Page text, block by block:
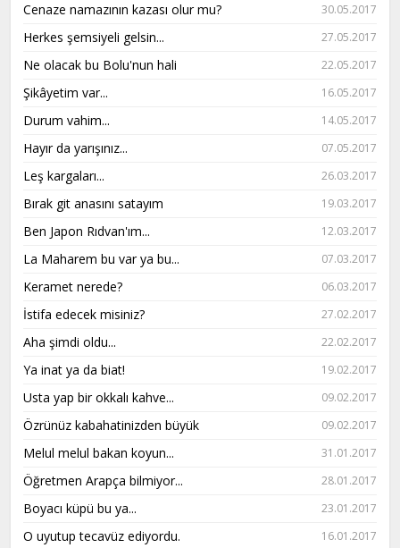
Cenaze namazının kazası olur mu? 30.05.2017
Herkes şemsiyeli gelsin... 27.05.2017
Ne olacak bu Bolu'nun hali 22.05.2017
Şikâyetim var... 16.05.2017
Durum vahim... 14.05.2017
Hayır da yarışınız... 07.05.2017
Leş kargaları... 26.03.2017
Bırak git anasını satayım 19.03.2017
Ben Japon Rıdvan'ım... 12.03.2017
La Maharem bu var ya bu... 07.03.2017
Keramet nerede? 06.03.2017
İstifa edecek misiniz? 27.02.2017
Aha şimdi oldu... 22.02.2017
Ya inat ya da biat! 19.02.2017
Usta yap bir okkalı kahve... 09.02.2017
Özrünüz kabahatinizden büyük 09.02.2017
Melul melul bakan koyun... 31.01.2017
Öğretmen Arapça bilmiyor... 28.01.2017
Boyacı küpü bu ya... 23.01.2017
O uyutup tecavüz ediyordu. 16.01.2017